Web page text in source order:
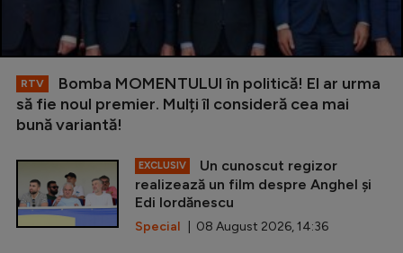
RTV
Bomba MOMENTULUI în politică! El ar urma
să fie noul premier. Mulți îl consideră cea mai
bună variantă!
EXCLUSIV
Un cunoscut regizor
realizează un film despre Anghel și
Edi Iordănescu
Special | 08 August 2026, 14:36